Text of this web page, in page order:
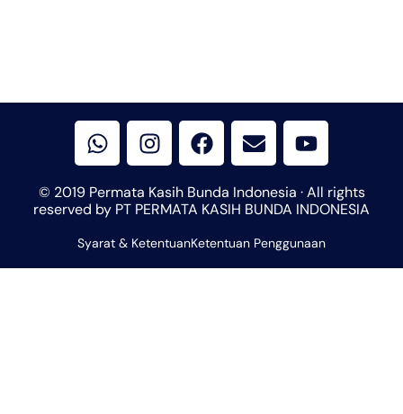
h
a
t
s
a
p
p
n
s
t
a
r
a
a
c
b
o
k
n
v
e
l
p
e
o
u
t
u
e
© 2019 Permata Kasih Bunda Indonesia · All rights
reserved by PT PERMATA KASIH BUNDA INDONESIA
Syarat & KetentuanKetentuan Penggunaan